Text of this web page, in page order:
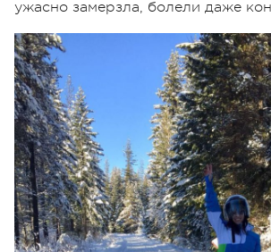
ужасно замерзла, болели даже